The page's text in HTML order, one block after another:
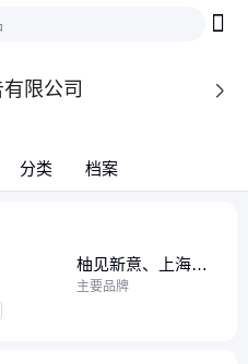
有限公司 
分类 档案
柚见新意、上海柚
见新意广告有限公
司、上海柚见新意
主要品牌